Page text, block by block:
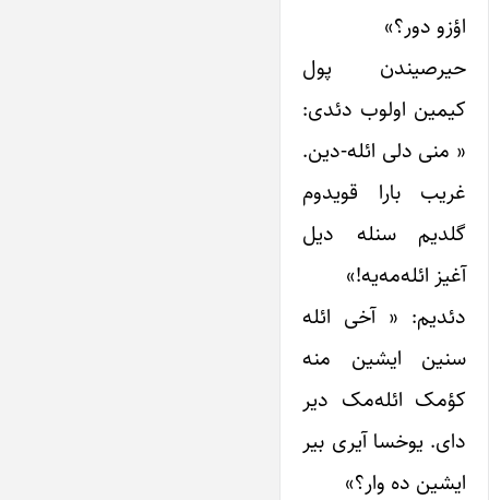
اؤزو دور؟»
حیرصیندن پول
کیمین اولوب دئدی:
« منی دلی ائله-دین.
غریب بارا قویدوم
گلدیم سنله دیل
آغیز ائله‌مه‌یه!»
دئدیم: « آخی ائله
سنین ایشین منه
کؤمک ائله‌مک دیر
دای. یوخسا آیری بیر
ایشین ده وار؟»